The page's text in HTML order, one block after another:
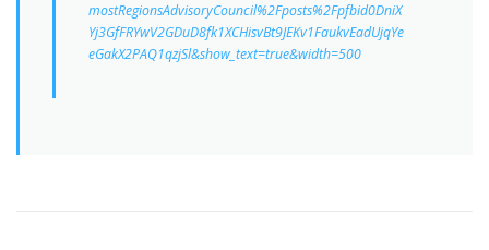
mostRegionsAdvisoryCouncil%2Fposts%2Fpfbid0DniX
Yj3GfFRYwV2GDuD8fk1XCHisvBt9JEKv1FaukvEadUjqYe
eGakX2PAQ1qzjSl&show_text=true&width=500